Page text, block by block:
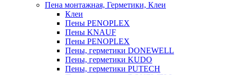
Пена монтажная, Герметики, Клеи
Клеи
Пены PENOPLEX
Пены KNAUF
Пены PENOPLEX
Пены, герметики DONEWELL
Пены, герметики KUDO
Пены, герметики PUTECH